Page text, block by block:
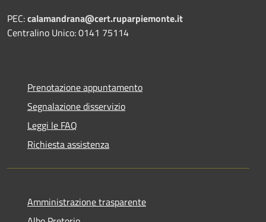
PEC:calamandrana@cert.ruparpiemonte.it
Centralino Unico: 0141 75114
Prenotazione appuntamento
Segnalazione disservizio
Leggi le FAQ
Richiesta assistenza
Amministrazione trasparente